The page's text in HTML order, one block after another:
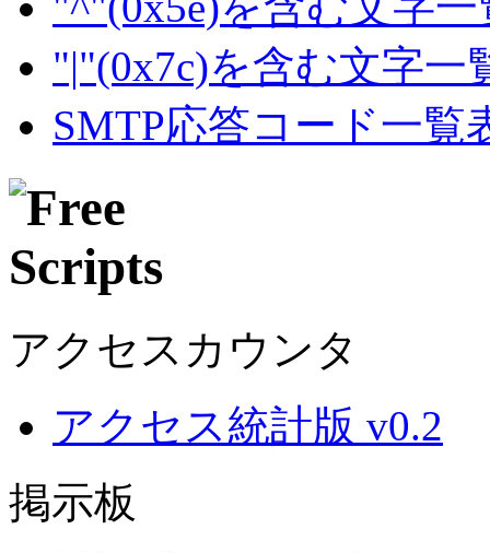
"|"(0x7c)を含む文字一
SMTP応答コード一覧
アクセスカウンタ
アクセス統計版 v0.2
掲示板